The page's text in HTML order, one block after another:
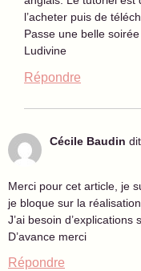
l’acheter puis de
Passe une belle
Ludivine
Répondre
Cécile Baudin
Merci pour cet article, je
je bloque sur la
J’ai besoin d’explications
D’avance merci
Répondre